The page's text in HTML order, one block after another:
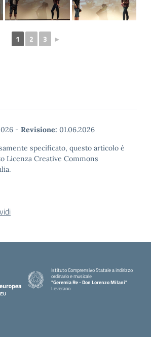
1 2 3 ►
- Revisione: 01.06.2026
specificato, questo articolo è
Licenza Creative Commons
Istituto Comprensivo Statale a indirizzo
ordinario e musicale
"Geremia Re - Don Lorenzo Milani"
Leverano